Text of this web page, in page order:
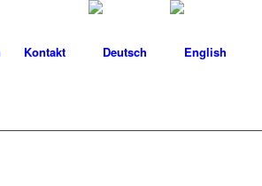
Kontakt